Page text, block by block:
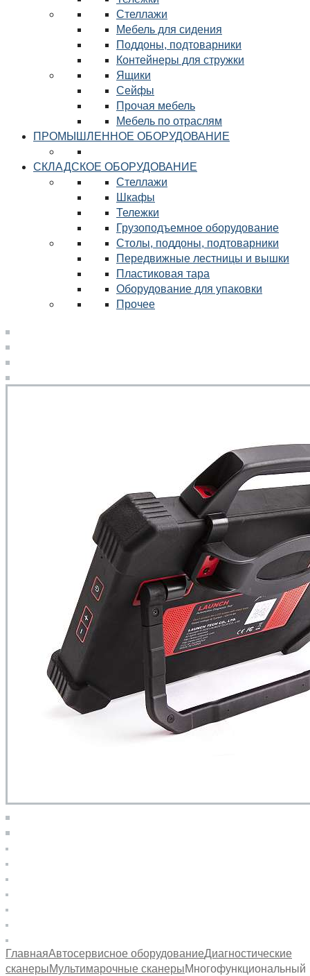
Стеллажи
Мебель для сидения
Поддоны, подтоварники
Контейнеры для стружки
Ящики
Сейфы
Прочая мебель
Мебель по отраслям
ПРОМЫШЛЕННОЕ ОБОРУДОВАНИЕ
СКЛАДСКОЕ ОБОРУДОВАНИЕ
Стеллажи
Шкафы
Тележки
Грузоподъемное оборудование
Столы, поддоны, подтоварники
Передвижные лестницы и вышки
Пластиковая тара
Оборудование для упаковки
Прочее
ГлавнаяАвтосервисное оборудованиеДиагностические
сканерыМультимарочные сканерыМногофункциональный